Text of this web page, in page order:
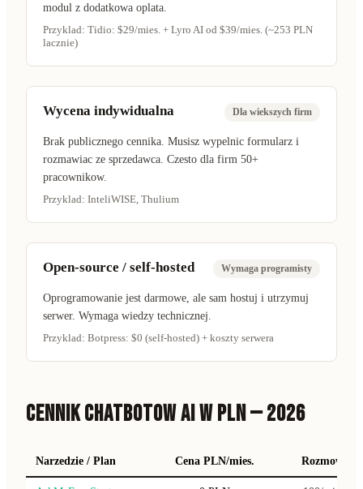
modul z dodatkowa oplata.
Przyklad: Tidio: $29/mies. + Lyro AI od $39/mies. (~253 PLN
lacznie)
Wycena indywidualna Dla wiekszych firm
Brak publicznego cennika. Musisz wypelnic formularz i
rozmawiac ze sprzedawca. Czesto dla firm 50+
pracownikow.
Przyklad: InteliWISE, Thulium
Open-source / self-hosted Wymaga programisty
Oprogramowanie jest darmowe, ale sam hostuj i utrzymuj
serwer. Wymaga wiedzy technicznej.
Przyklad: Botpress: $0 (self-hosted) + koszty serwera
CENNIK CHATBOTOW AI W PLN — 2026
Narzedzie / Plan Cena PLN/mies. Rozmowy